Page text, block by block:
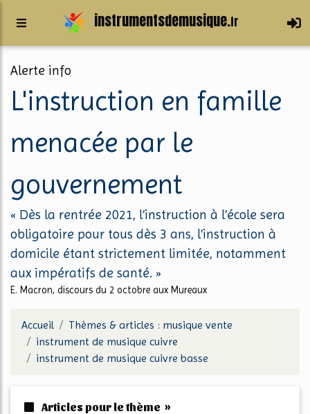
instrumentsdemusique.fr
Alerte info
L'instruction en famille
menacée par le
gouvernement
« Dès la rentrée 2021, l’instruction à l’école sera
obligatoire pour tous dès 3 ans, l’instruction à
domicile étant strictement limitée, notamment
aux impératifs de santé. »
E. Macron, discours du 2 octobre aux Mureaux
Accueil
Thèmes & articles : musique vente
instrument de musique cuivre
instrument de musique cuivre basse
Articles pour le thème »